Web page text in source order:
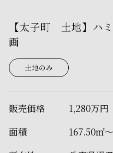
【太子町 土地】ハ
画
土地のみ
販売価格
1,280万円
面積
167.50㎡～